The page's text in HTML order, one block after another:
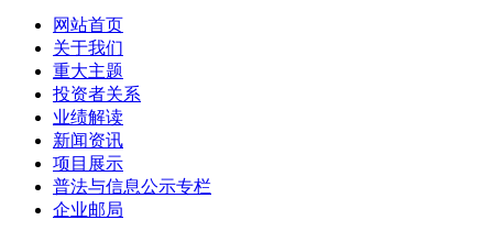
网站首页
关于我们
重大主题
投资者关系
业绩解读
新闻资讯
项目展示
普法与信息公示专栏
企业邮局